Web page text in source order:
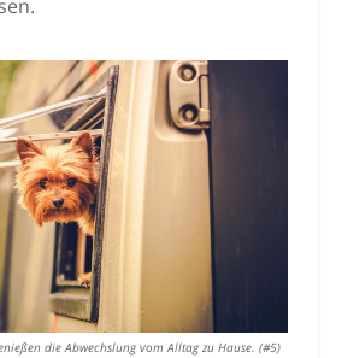
die Abwechslung vom Alltag zu Hause. (#5)